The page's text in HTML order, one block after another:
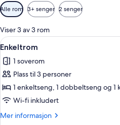
Tilgjengelige
filtre
for
rom
Alle rom 3+ senger 2 senger
Viser 3 av 3 rom
Åpne
alle
bildene
av
Enkeltrom
5
Enkeltrom
1 soverom
Plass til 3 personer
1 enkeltseng, 1 dobbeltseng og 1
Wi-fi inkludert
Mer informasjon
Mer